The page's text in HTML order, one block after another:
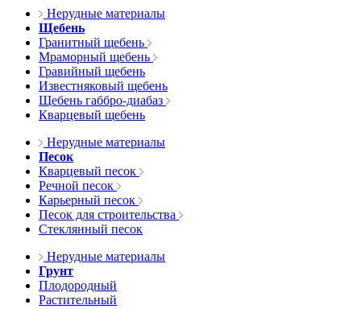
Нерудные материалы
Щебень
Гранитный щебень
Мраморный щебень
Гравийный щебень
Известняковый щебень
Щебень габбро-диабаз
Кварцевый щебень
Нерудные материалы
Песок
Кварцевый песок
Речной песок
Карьерный песок
Песок для строительства
Стеклянный песок
Нерудные материалы
Грунт
Плодородный
Растительный